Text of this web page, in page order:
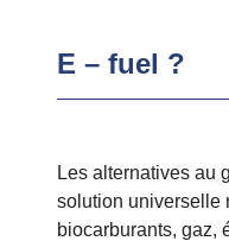
E – fuel ?
Les alternatives au
solution universelle
biocarburants, gaz,